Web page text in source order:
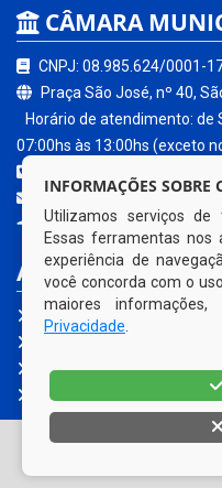
CÂMARA
CNPJ: 08.985.624/0001-
Praça São José, nº 40,
Horário de atendimento: de
07:00hs às 13:00hs (exceto
contato@carpina.pe.leg.br
Carpina - PE
ACESSE NOSSOS
Portal da Transparência
Ouvidoria Legislativa
Fale Conosco
© Copyright 2026 Câmara
INFORMAÇÕES SOBRE
Utilizamos serviços de
Essas ferramentas
experiência de
você concorda com o
maiores
Privacidade